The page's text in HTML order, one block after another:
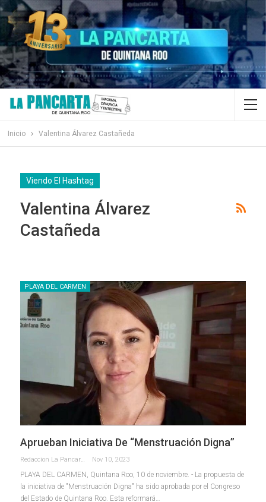
Inicio Valentina Álvarez Castañeda
Viendo El Hashtag
Valentina Álvarez
Castañeda
PLAYA DEL CARMEN
Aprueban Iniciativa De “Menstruación Digna”
Redaccion La Pancarta De Quintana Roo Nov 10, 2023
PLAYA DEL CARMEN, Quintana Roo, 10 de noviembre. - La propuesta de
la iniciativa de "Menstruación Digna" ha sido aprobada por el Congreso
del Estado de Quintana Roo. Esta reformará…